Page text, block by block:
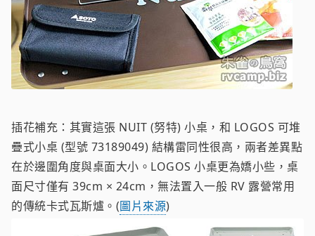
插花補充：其實這張 NUIT (努特) 小桌，和 LOGOS 可堆
疊式小桌 (型號 73189049) 結構雷同性很高，兩者差異點
在於邊圍角度與桌面大小。LOGOS 小桌更為嬌小些，桌
面尺寸僅有 39cm × 24cm，無法置入一般 RV 露營常用
的傳統卡式瓦斯爐。(圖片來源)